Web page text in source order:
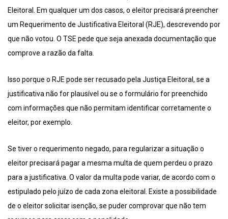
Eleitoral. Em qualquer um dos casos, o eleitor precisará preencher
um Requerimento de Justificativa Eleitoral (RJE), descrevendo por
que não votou. O TSE pede que seja anexada documentação que
comprove a razão da falta.
Isso porque o RJE pode ser recusado pela Justiça Eleitoral, se a
justificativa não for plausível ou se o formulário for preenchido
com informações que não permitam identificar corretamente o
eleitor, por exemplo.
Se tiver o requerimento negado, para regularizar a situação o
eleitor precisará pagar a mesma multa de quem perdeu o prazo
para a justificativa. O valor da multa pode variar, de acordo com o
estipulado pelo juízo de cada zona eleitoral. Existe a possibilidade
de o eleitor solicitar isenção, se puder comprovar que não tem